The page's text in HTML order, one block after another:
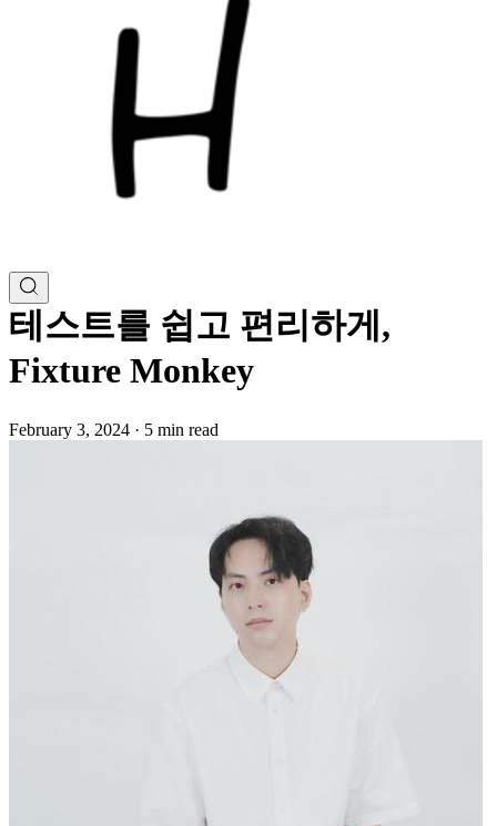
테스트를 쉽고 편리하게,
Fixture Monkey
February 3, 2024 · 5 min read